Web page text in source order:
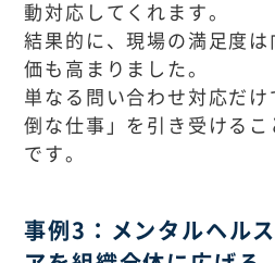
動対応してくれます。
結果的に、現場の満足度
価も高まりました。
単なる問い合わせ対応だ
倒な仕事」を引き受ける
です。
事例3：メンタルヘル